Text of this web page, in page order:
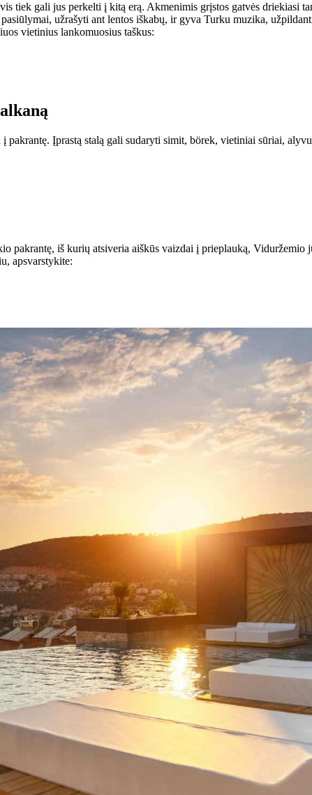
tiek gali jus perkelti į kitą erą. Akmenimis grįstos gatvės driekiasi
užrašyti ant lentos iškabų, ir gyva Turku muzika,
vietinius lankomuosius taškus:
Įprastą stalą gali sudaryti simit, börek, vietiniai sūriai,
pakrantę, iš kurių atsiveria aiškūs vaizdai į prieplauką, Viduržemio
apsvarstykite: